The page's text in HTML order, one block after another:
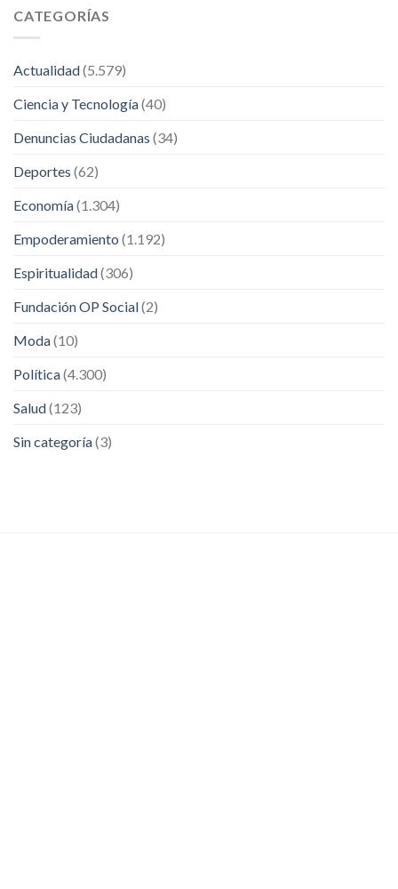
CATEGORÍAS
Actualidad(5.579)
Ciencia y Tecnología(40)
Denuncias Ciudadanas (34)
Deportes (62)
Economía(1.304)
Empoderamiento (1.192)
Espiritualidad(306)
Fundación OP Social(2)
Moda(10)
Política(4.300)
Salud(123)
Sin categoría(3)